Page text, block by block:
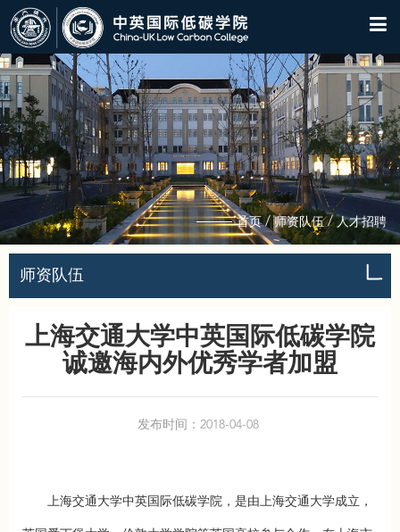
首页/师资队伍/ 人才招聘
师资队伍
上海交通大学中英国际低碳学院
诚邀海内外优秀学者加盟
发布时间：2018-04-08
上海交通大学中英国际低碳学院，是由上海交通大学成立，